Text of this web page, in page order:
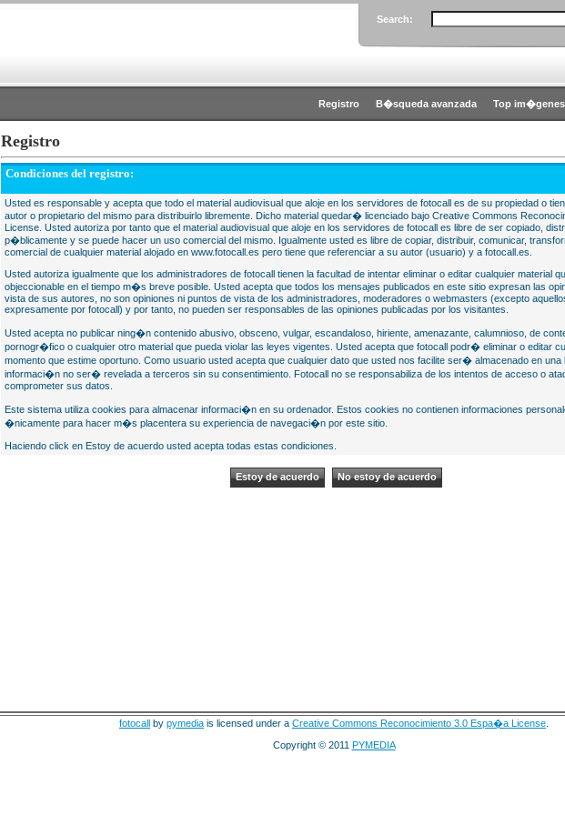
Search:
Registro B�squeda avanzada Top im�genes
Registro
Condiciones del registro:
Usted es responsable y acepta que todo el material audiovisual que aloje en los servidores de fotocall es de su propiedad o
autor o propietario del mismo para distribuirlo libremente. Dicho material quedar� licenciado bajo Creative Commons
License. Usted autoriza por tanto que el material audiovisual que aloje en los servidores de fotocall es libre de ser copiado,
p�blicamente y se puede hacer un uso comercial del mismo. Igualmente usted es libre de copiar, distribuir, comunicar,
comercial de cualquier material alojado en www.fotocall.es pero tiene que referenciar a su autor (usuario) y a fotocall.es.
Usted autoriza igualmente que los administradores de fotocall tienen la facultad de intentar eliminar o editar cualquier material
objeccionable en el tiempo m�s breve posible. Usted acepta que todos los mensajes publicados en este sitio expresan las
vista de sus autores, no son opiniones ni puntos de vista de los administradores, moderadores o webmasters (excepto
expresamente por fotocall) y por tanto, no pueden ser responsables de las opiniones publicadas por los visitantes.
Usted acepta no publicar ning�n contenido abusivo, obsceno, vulgar, escandaloso, hiriente, amenazante, calumnioso, de
pornogr�fico o cualquier otro material que pueda violar las leyes vigentes. Usted acepta que fotocall podr� eliminar o editar
momento que estime oportuno. Como usuario usted acepta que cualquier dato que usted nos facilite ser� almacenado en una
informaci�n no ser� revelada a terceros sin su consentimiento. Fotocall no se responsabiliza de los intentos de acceso o
comprometer sus datos.
Este sistema utiliza cookies para almacenar informaci�n en su ordenador. Estos cookies no contienen informaciones
�nicamente para hacer m�s placentera su experiencia de navegaci�n por este sitio.
Haciendo click en Estoy de acuerdo usted acepta todas estas condiciones.
fotocall by pymedia is licensed under a Creative Commons Reconocimiento 3.0 Espa�a License
Copyright © 2011 PYMEDIA